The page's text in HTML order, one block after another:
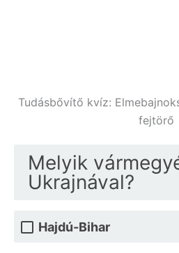
Tudásbővítő kvíz:
fejtörő
Melyik
Ukrajnával?
Hajdú-Bihar